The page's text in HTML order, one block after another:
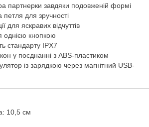
партнерки завдяки подовженій формі
для зручності
для яскравих відчуттів
кнопкою
стандарту IPX7
у поєднанні з ABS-пластиком
із зарядкою через магнітний USB-
10,5 см